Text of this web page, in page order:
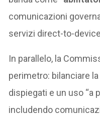
comunicazioni
servizi direct-to-
In parallelo, la
perimetro: bilanciare
dispiegati e un uso “a
includendo